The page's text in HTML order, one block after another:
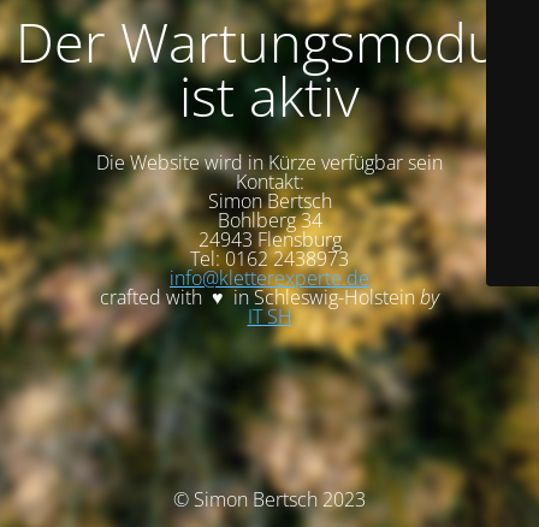
Der Wartungsmodus
ist aktiv
Die Website wird in Kürze verfügbar sein
Kontakt:
Simon Bertsch
Bohlberg 34
24943 Flensburg
Tel: 0162 2438973
info@kletterexperte.de
crafted with ♥ in Schleswig-Holsteinby
IT SH
© Simon Bertsch 2023